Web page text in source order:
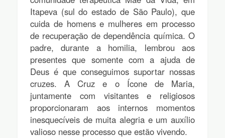
Itapeva (sul do estado de São Paulo), que
cuida de homens e mulheres em processo
de recuperação de dependência química. O
padre, durante a homilia, lembrou aos
presentes que somente com a ajuda de
Deus é que conseguimos suportar nossas
cruzes. A Cruz e o Ícone de Maria,
juntamente com visitantes e religiosos
proporcionaram aos internos momentos
inesquecíveis de muita alegria e um auxílio
valioso nesse processo que estão vivendo.